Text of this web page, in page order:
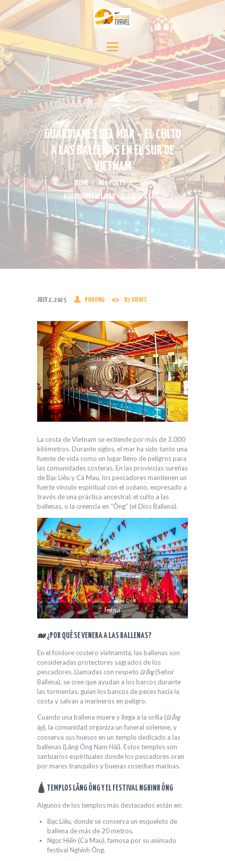
GUARDIANES DEL MAR – EL CULTO
A LAS BALLENAS EN EL SUR DE
VIETNAM
HOME ALL POSTS
...
GUARDIANES DEL MAR – EL CULTO A LAS...
DESTINOS
SERVICIO DE VIAJE
CONTÁCTENOS
MEDIA
NOTICIAS Y EVENTOS
JULY 2, 2025 PHUONG 83 VIEWS
La costa de Vietnam se extiende por más de 3.000
kilómetros. Durante siglos, el mar ha sido tanto una
fuente de vida como un lugar lleno de peligros para
las comunidades costeras. En las provincias sureñas
de Bạc Liêu y Cà Mau, los pescadores mantienen un
fuerte vínculo espiritual con el océano, expresado a
través de una práctica ancestral: el culto a las
ballenas, o la creencia en “Ông” (el Dios Ballena).
Festival
🐋 ¿POR QUÉ SE VENERA A LAS BALLENAS?
En el folclore costero vietnamita, las ballenas son
consideradas protectores sagrados de los
pescadores. Llamadas con respeto Cá Ông(Señor
Ballena), se cree que ayudan a los barcos durante
las tormentas, guían los bancos de peces hacia la
costa y salvan a marineros en peligro.
Cuando una ballena muere y llega a la orilla (Cá Ông
lụy), la comunidad organiza un funeral solemne, y
conserva sus huesos en un templo dedicado a las
ballenas (Lăng Ông Nam Hải). Estos templos son
santuarios espirituales donde los pescadores oran
por mares tranquilos y buenas cosechas marinas.
🛕 TEMPLOS LĂNG ÔNG Y EL FESTIVAL NGHINH ÔNG
Algunos de los templos más destacados están en:
Bạc Liêu, donde se conserva un esqueleto de
ballena de más de 20 metros.
Ngọc Hiển (Cà Mau), famosa por su animado
festival Nghinh Ông.